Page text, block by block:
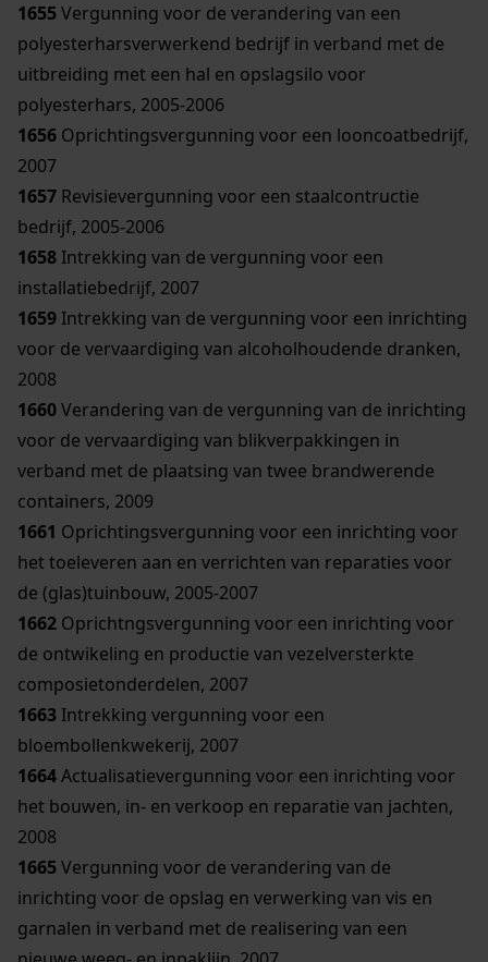
1655Vergunning voor de verandering van een
polyesterharsverwerkend bedrijf in verband met de
uitbreiding met een hal en opslagsilo voor
polyesterhars, 2005-2006
1656 Oprichtingsvergunning voor een looncoatbedrijf,
2007
1657 Revisievergunning voor een staalcontructie
bedrijf, 2005-2006
1658 Intrekking van de vergunning voor een
installatiebedrijf, 2007
1659 Intrekking van de vergunning voor een inrichting
voor de vervaardiging van alcoholhoudende dranken,
2008
1660Verandering van de vergunning van de inrichting
voor de vervaardiging van blikverpakkingen in
verband met de plaatsing van twee brandwerende
containers, 2009
1661 Oprichtingsvergunning voor een inrichting voor
het toeleveren aan en verrichten van reparaties voor
de (glas)tuinbouw, 2005-2007
1662 Oprichtngsvergunning voor een inrichting voor
de ontwikeling en productie van vezelversterkte
composietonderdelen, 2007
1663 Intrekking vergunning voor een
bloembollenkwekerij, 2007
1664Actualisatievergunning voor een inrichting voor
het bouwen, in- en verkoop en reparatie van jachten,
2008
1665Vergunning voor de verandering van de
inrichting voor de opslag en verwerking van vis en
garnalen in verband met de realisering van een